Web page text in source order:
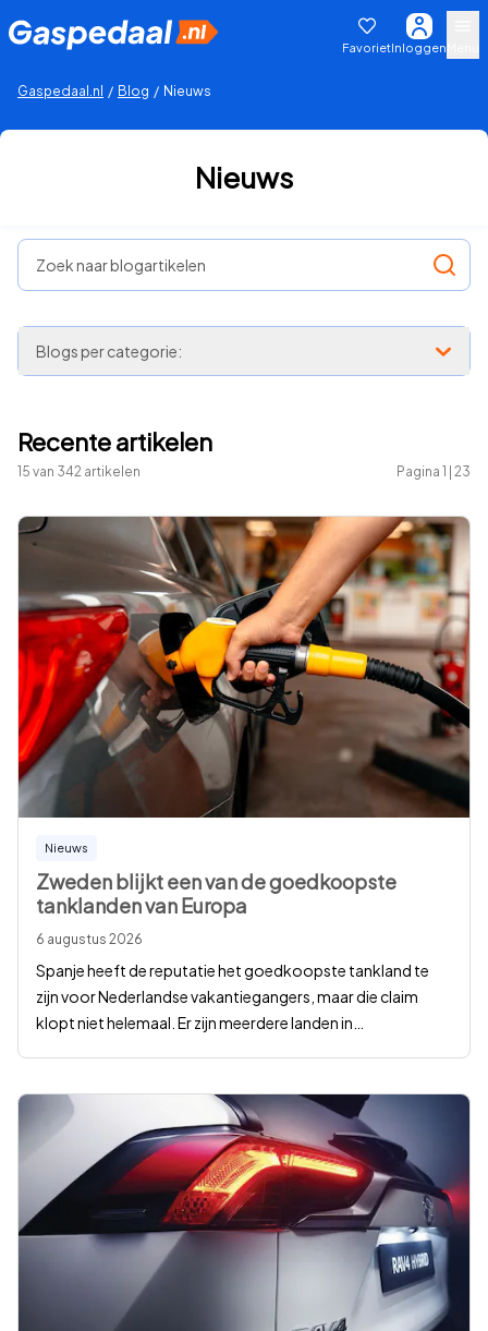
FavorietInloggen
Gaspedaal.nl / Blog / Nieuws
Nieuws
Zoek naar blogartikelen
Blogs per categorie:
Recente artikelen
15 van 342 artikelen Pagina 1 23
Nieuws
Zweden blijkt een van de goedkoopste
tanklanden van Europa
6 augustus 2026
Spanje heeft de reputatie het goedkoopste tankland te
zijn voor Nederlandse vakantiegangers, maar die claim
klopt niet helemaal. Er zijn meerdere landen in